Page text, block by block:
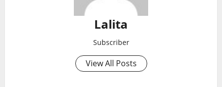
Lalita
Subscriber
View All Posts